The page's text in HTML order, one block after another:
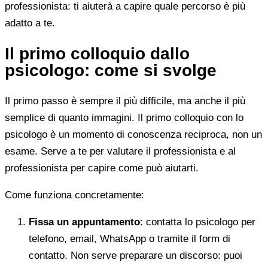
professionista: ti aiuterà a capire quale percorso è più
adatto a te.
Il primo colloquio dallo
psicologo: come si svolge
Il primo passo è sempre il più difficile, ma anche il più
semplice di quanto immagini. Il primo colloquio con lo
psicologo è un momento di conoscenza reciproca, non un
esame. Serve a te per valutare il professionista e al
professionista per capire come può aiutarti.
Come funziona concretamente:
Fissa un appuntamento: contatta lo psicologo per
telefono, email, WhatsApp o tramite il form di
contatto. Non serve preparare un discorso: puoi